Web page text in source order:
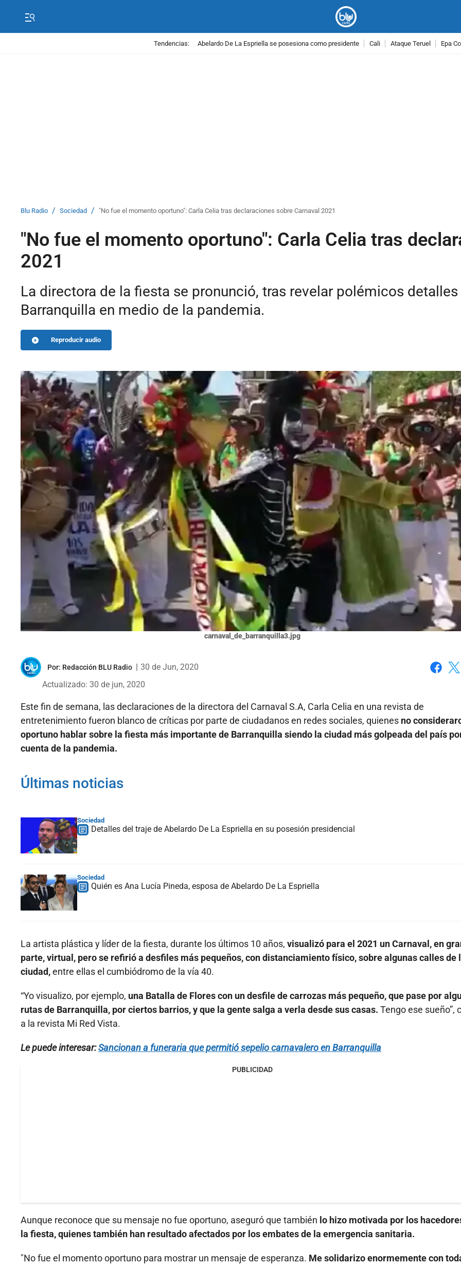
Tendencias: Abelardo De La Espriella se posesiona como presidente Cali Ataque Teruel Epa
Blu Radio / Sociedad / "No fue el momento oportuno": Carla Celia tras declaraciones sobre Carnaval 2021
"No fue el momento oportuno": Carla Celia tras
2021
La directora de la fiesta se pronunció, tras revelar polémicos
Barranquilla en medio de la pandemia.
Reproducir audio
carnaval_de_barranquilla3.jpg
Por: Redacción BLU Radio
30 de Jun, 2020
Actualizado: 30 de jun, 2020
Este fin de semana, las declaraciones de la directora del Carnaval S.A, Carla Celia en una revista de
entretenimiento fueron blanco de críticas por parte de ciudadanos en redes sociales, quienes no
oportuno hablar sobre la fiesta más importante de Barranquilla siendo la ciudad más golpeada del país
cuenta de la pandemia.
Últimas noticias
Sociedad
Detalles del traje de Abelardo De La Espriella en su posesión presidencial
Sociedad
Quién es Ana Lucía Pineda, esposa de Abelardo De La Espriella
La artista plástica y líder de la fiesta, durante los últimos 10 años, visualizó para el 2021 un Carnaval, en
parte, virtual, pero se refirió a desfiles más pequeños, con distanciamiento físico, sobre algunas calles de
ciudad,entre ellas el cumbiódromo de la vía 40.
“Yo visualizo, por ejemplo, una Batalla de Flores con un desfile de carrozas más pequeño, que pase por
rutas de Barranquilla, por ciertos barrios, y que la gente salga a verla desde sus casas. Tengo ese sueño”,
a la revista Mi Red Vista.
Le puede interesar:Sancionan a funeraria que permitió sepelio carnavalero en Barranquilla
PUBLICIDAD
Aunque reconoce que su mensaje no fue oportuno, aseguró que también lo hizo motivada por los
la fiesta, quienes también han resultado afectados por los embates de la emergencia sanitaria.
"No fue el momento oportuno para mostrar un mensaje de esperanza. Me solidarizo enormemente con